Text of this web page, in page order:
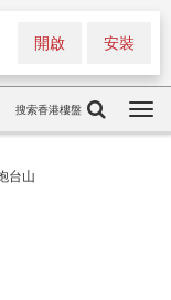
安裝
開啟
搜索香港樓盤
台山